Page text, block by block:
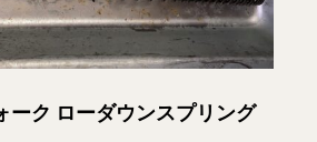
ーク ローダウンスプリング